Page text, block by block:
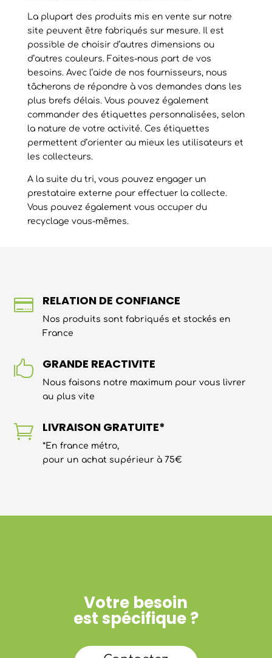
La plupart des produits mis en vente sur notre
site peuvent être fabriqués sur mesure. Il est
possible de choisir d’autres dimensions ou
d’autres couleurs. Faites-nous part de vos
besoins. Avec l’aide de nos fournisseurs, nous
tâcherons de répondre à vos demandes dans les
plus brefs délais. Vous pouvez également
commander des étiquettes personnalisées, selon
la nature de votre activité. Ces étiquettes
permettent d’orienter au mieux les utilisateurs et
les collecteurs.
A la suite du tri, vous pouvez engager un
prestataire externe pour effectuer la collecte.
Vous pouvez également vous occuper du
recyclage vous-mêmes.
 RELATION DE CONFIANCE
Nos produits sont fabriqués et stockés en
France
 GRANDE REACTIVITE
Nous faisons notre maximum pour vous livrer
au plus vite
 LIVRAISON GRATUITE*
*En france métro,
pour un achat supérieur à 75€
Votre besoin
est spécifique ?